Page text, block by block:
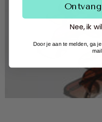
SHOP
Nee, ik
Door je aan te melden, ga